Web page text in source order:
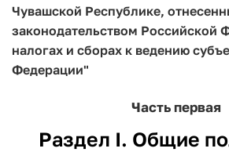
Чувашской Республике,
законодательством Российской
налогах и сборах к ведению
Федерации"
Часть первая
Раздел I. Общие